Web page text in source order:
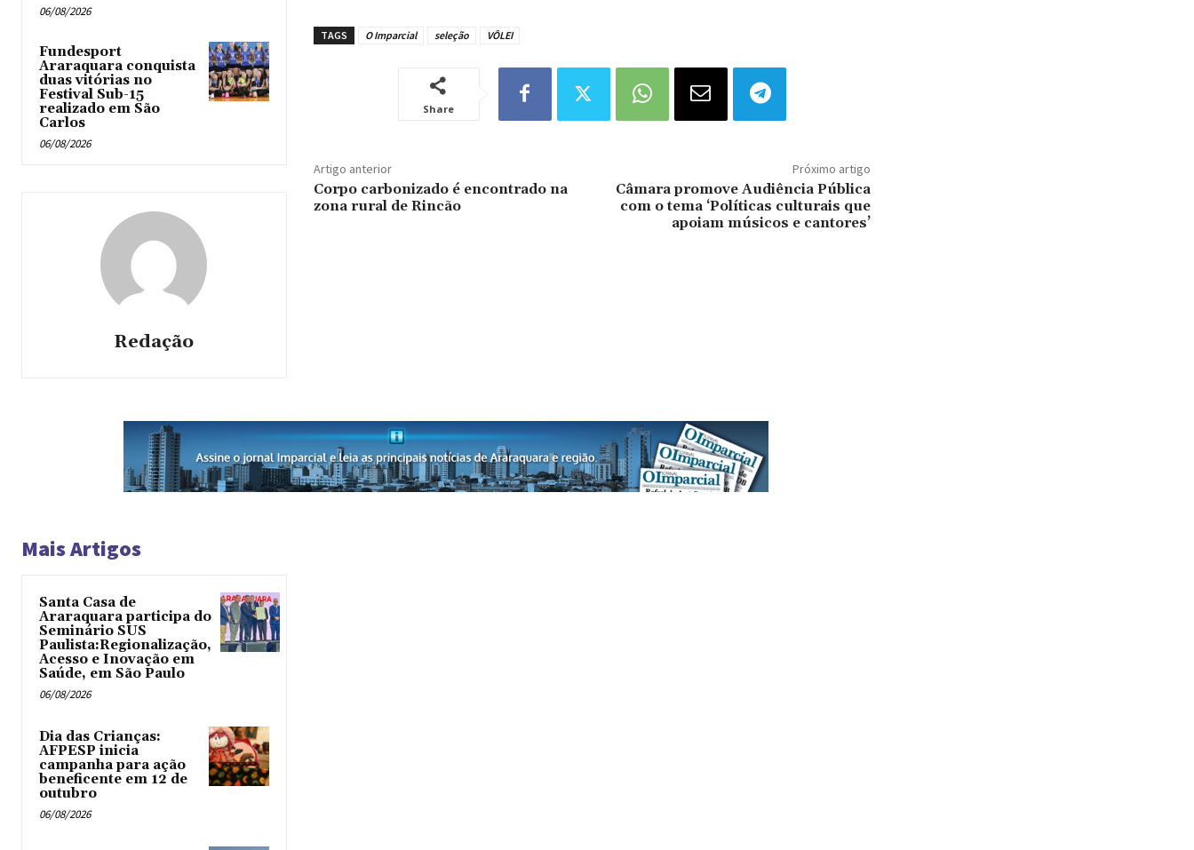
06/08/2026
Fundesport
Araraquara conquista
duas vitórias no
Festival Sub-15
realizado em São
Carlos
06/08/2026
Redação
TAGS O Imparcial seleção VÔLEI
Share
Artigo anterior
Corpo carbonizado é encontrado na
zona rural de Rincão
Próximo artigo
Câmara promove Audiência Pública
com o tema ‘Políticas culturais que
apoiam músicos e cantores’
Mais Artigos
Santa Casa de
Araraquara participa do
Seminário SUS
Paulista:Regionalização,
Acesso e Inovação em
Saúde, em São Paulo
06/08/2026
Dia das Crianças:
AFPESP inicia
campanha para ação
beneficente em 12 de
outubro
06/08/2026